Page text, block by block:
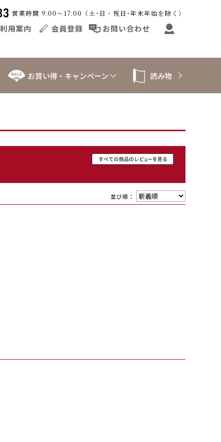
営業時間 9:00～17:00（土･日・祝日･年末年始を除く）
用案内 会員登録 お問い合わせ
お買い得・キャンペーン 読み物
並び順：